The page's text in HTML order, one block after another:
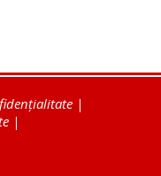
|
|